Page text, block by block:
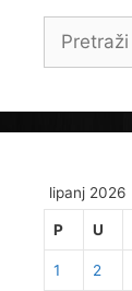
lipanj 2026
P U
1 2